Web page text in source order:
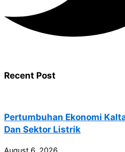
Recent Post
Pertumbuhan Ekonomi
Dan Sektor Listrik